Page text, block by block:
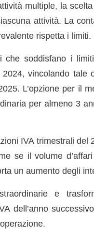
multiple, la
attività. La
rispetta i limiti.
che soddisfano i
vincolando tale
L’opzione per il
per almeno 3
IVA trimestrali del
se il volume
un aumento degli
e
dell’anno